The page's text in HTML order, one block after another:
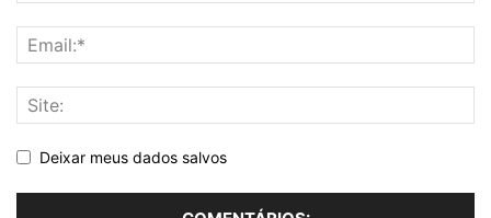
Deixar meus dados salvos